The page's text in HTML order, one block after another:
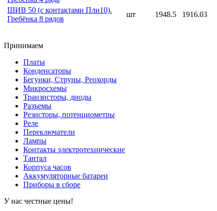
ШИВ 50 (с контактами Пли10).
Гребёнка 8 рядов
шт 1948.5 1916.03
Принимаем
Платы
Конденсаторы
Бегунки, Струны, Реохорды
Микросхемы
Транзисторы, диоды
Разъемы
Резисторы, потенциометры
Реле
Переключатели
Лампы
Контакты электротехнические
Тантал
Корпуса часов
Аккумуляторные батареи
Приборы в сборе
У нас честные цены!